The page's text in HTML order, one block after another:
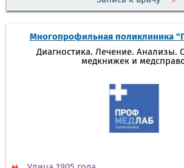
Многопрофильная поликлиника
Диагностика. Лечение. Анализы.
медкнижек и